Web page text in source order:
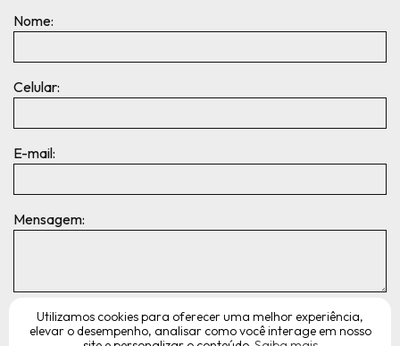
Nome:
Celular:
E-mail:
Mensagem:
Utilizamos cookies para oferecer uma melhor experiência,
elevar o desempenho, analisar como você interage em nosso